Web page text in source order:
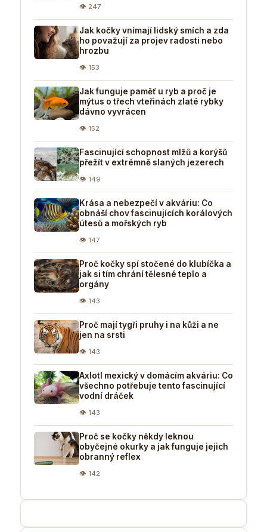
👁 247
Jak kočky vnímají lidský smích a zda
ho považují za projev radosti nebo
hrozbu
👁 153
Jak funguje paměť u ryb a proč je
mýtus o třech vteřinách zlaté rybky
dávno vyvrácen
👁 152
Fascinující schopnost mlžů a korýšů
přežít v extrémně slaných jezerech
👁 149
Krása a nebezpečí v akváriu: Co
obnáší chov fascinujících korálových
útesů a mořských ryb
👁 147
Proč kočky spí stočené do klubíčka a
jak si tím chrání tělesné teplo a
orgány
👁 143
Proč mají tygři pruhy i na kůži a ne
jen na srsti
👁 143
Axlotl mexický v domácím akváriu: Co
všechno potřebuje tento fascinující
vodní dráček
👁 143
Proč se kočky někdy leknou
obyčejné okurky a jak funguje jejich
obranný reflex
👁 142